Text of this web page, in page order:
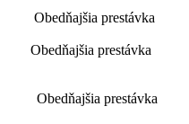
Obedňajšia prestávka
prestávka
Obedňajšia prestávka